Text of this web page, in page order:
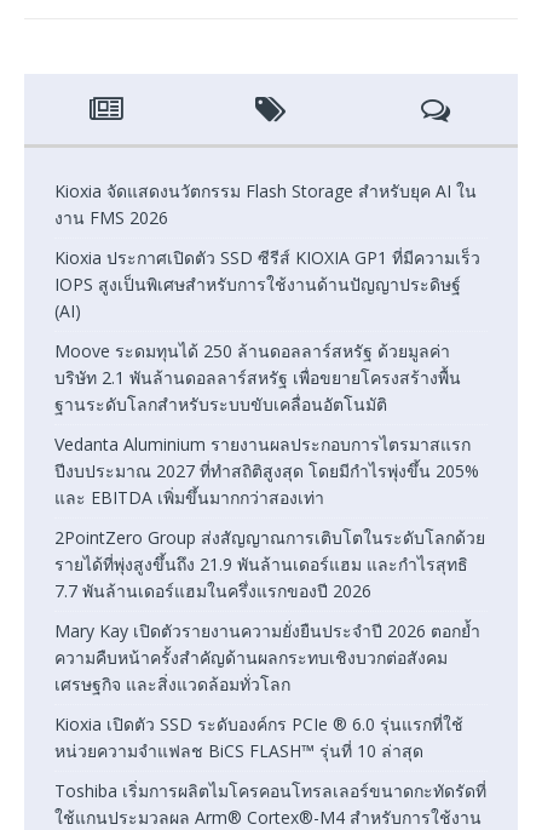
Kioxia จัดแสดงนวัตกรรม Flash Storage สำหรับยุค AI ใน
งาน FMS 2026
Kioxia ประกาศเปิดตัว SSD ซีรีส์ KIOXIA GP1 ที่มีความเร็ว
IOPS สูงเป็นพิเศษสำหรับการใช้งานด้านปัญญาประดิษฐ์
(AI)
Moove ระดมทุนได้ 250 ล้านดอลลาร์สหรัฐ ด้วยมูลค่า
บริษัท 2.1 พันล้านดอลลาร์สหรัฐ เพื่อขยายโครงสร้างพื้น
ฐานระดับโลกสำหรับระบบขับเคลื่อนอัตโนมัติ
Vedanta Aluminium รายงานผลประกอบการไตรมาสแรก
ปีงบประมาณ 2027 ที่ทำสถิติสูงสุด โดยมีกำไรพุ่งขึ้น 205%
และ EBITDA เพิ่มขึ้นมากกว่าสองเท่า
2PointZero Group ส่งสัญญาณการเติบโตในระดับโลกด้วย
รายได้ที่พุ่งสูงขึ้นถึง 21.9 พันล้านเดอร์แฮม และกำไรสุทธิ
7.7 พันล้านเดอร์แฮมในครึ่งแรกของปี 2026
Mary Kay เปิดตัวรายงานความยั่งยืนประจำปี 2026 ตอกย้ำ
ความคืบหน้าครั้งสำคัญด้านผลกระทบเชิงบวกต่อสังคม
เศรษฐกิจ และสิ่งแวดล้อมทั่วโลก
Kioxia เปิดตัว SSD ระดับองค์กร PCIe ® 6.0 รุ่นแรกที่ใช้
หน่วยความจำแฟลช BiCS FLASH™ รุ่นที่ 10 ล่าสุด
Toshiba เริ่มการผลิตไมโครคอนโทรลเลอร์ขนาดกะทัดรัดที่
ใช้แกนประมวลผล Arm® Cortex®-M4 สำหรับการใช้งาน